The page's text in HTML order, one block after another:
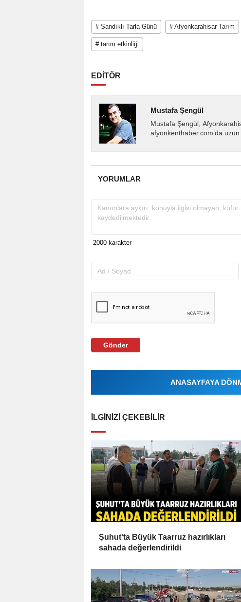
# Sandıklı Tarla Günü # Afyonkarahisar Tarım
# tarım etkinliği
EDİTÖR
Mustafa Şengül
Mustafa Şengül,
afyonkenthaber.com’da
YORUMLAR
Gönder
ANASAYFAYA
İLGINIZI ÇEKEBILIR
Şuhut'ta Büyük Taarruz hazırlıkları
sahada değerlendirildi